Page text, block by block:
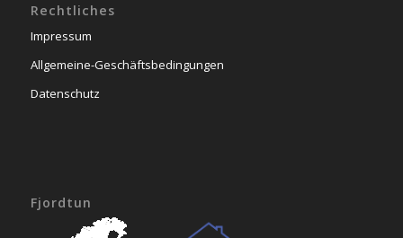
Rechtliches
Impressum
Allgemeine-Geschäftsbedingungen
Datenschutz
Fjordtun